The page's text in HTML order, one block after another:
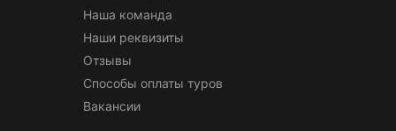
Наша команда
Наши реквизиты
Отзывы
Способы оплаты туров
Вакансии